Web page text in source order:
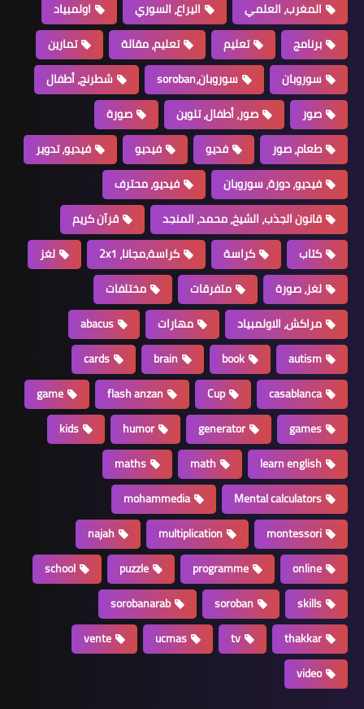
المغرب، العلمي اليراع، السوري
اولمبياد
برنامج
تعليم تعليم، مقالة
تمارين
سوروبان
سوروبان،soroban
شطرنج، أطفال
صور
صور، أطفال، تلوين
صورة
طعام، صور
فديو فيديو
فيديو، تدوير
فيديو، دورة، سوروبان
فيديو، محترف
قانون الجذب، الشيخ، محمد، المنجد
قرآن كريم
كتاب
كراسة كراسة،مجانا، 2x1
لغز
لغز، صورة
متفرقات
مختلفات
مراكش، الاولمبياد
مهارات
abacus
autism
book
brain
cards
casablanca
Cup
flash anzan
game
games
generator
humor
kids
learn english
math
maths
Mental calculators
mohammedia
montessori
multiplication
najah
online
programme
puzzle
school
skills
soroban
sorobanarab
thakkar
tv
ucmas
vente
video